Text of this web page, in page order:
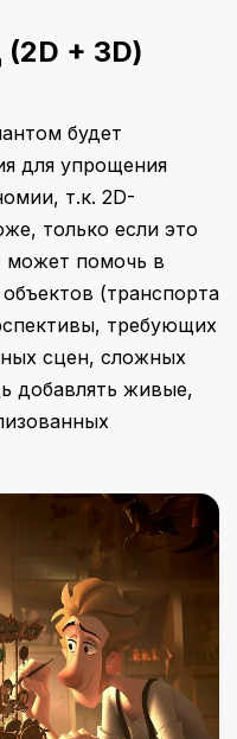
+ 3D)
будет
для упрощения
т.к. 2D-
только если это
может помочь в
(транспорта
требующих
сцен, сложных
добавлять живые,